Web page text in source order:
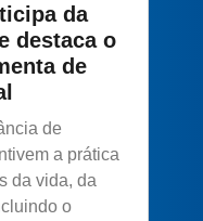
da
destaca o
de
de
a prática
da vida, da
o